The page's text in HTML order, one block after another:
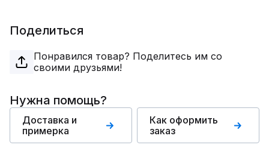
Поделиться
Понравился товар? Поделитесь им со
своими друзьями!
Нужна помощь?
Доставка и
примерка
Как оформить
заказ